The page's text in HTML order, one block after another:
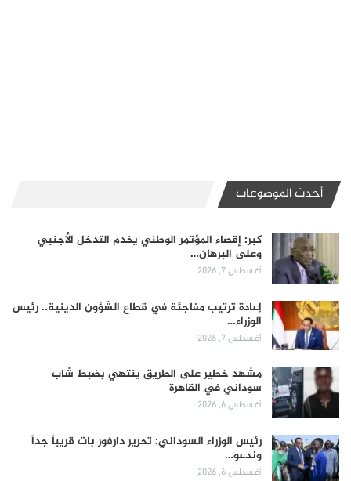
أحدث الموضوعات
كبر: إقصاء المؤتمر الوطني يخدم التدخل الأجنبي
وعلى البرهان…
أغسطس 7, 2026
إعادة ترتيب مفاجئة في قطاع الشؤون الدينية.. رئيس
الوزراء…
أغسطس 7, 2026
مشهد خطير على الطريق ينتهي بضبط شاب
سوداني في القاهرة
أغسطس 6, 2026
رئيس الوزراء السوداني: تحرير دارفور بات قريباً جداً
وندعو…
أغسطس 6, 2026